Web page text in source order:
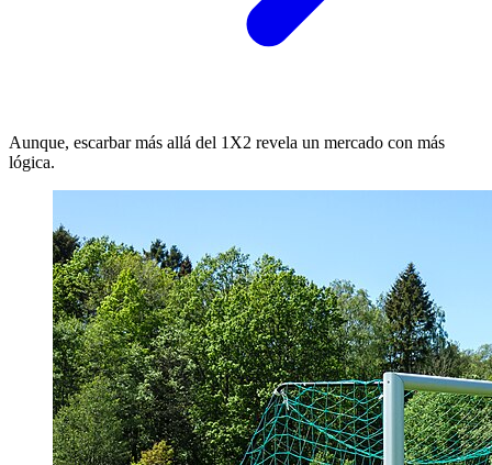
Aunque, escarbar más allá del 1X2 revela un mercado con más
lógica.